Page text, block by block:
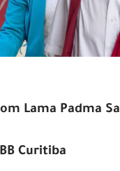
Lama Padma
Curitiba